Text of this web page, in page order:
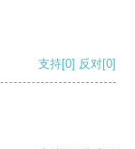
支持[0] 反对[0]